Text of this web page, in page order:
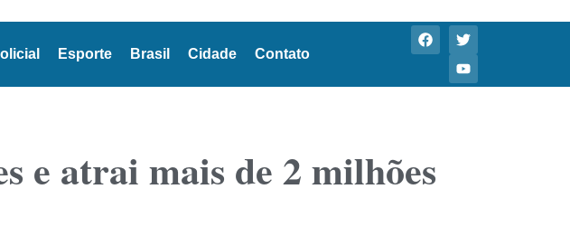
Esporte Brasil Cidade Contato
e atrai mais de 2 milhões